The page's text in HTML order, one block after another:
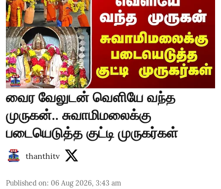
வைர வேலுடன் வெளியே வந்த
முருகன்.. சுவாமிமலைக்கு
படையெடுத்த குட்டி முருகர்கள்
thanthitv
Published on: 06 Aug 2026, 3:43 am